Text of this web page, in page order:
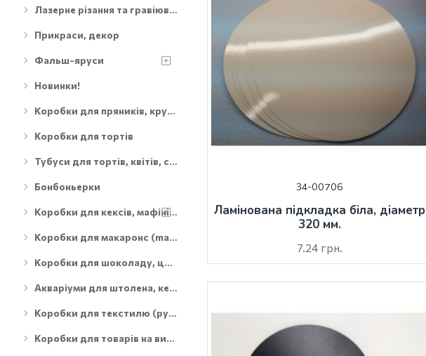
Лазерне різання та гравіювання
Прикраси, декор
Фальш-яруси
Новинки!
Коробки для пряників, круасанів
Коробки для тортів
Тубуси для тортів, квітів, сувенірів
Бонбоньерки
Коробки для кексів, мафінів, капкейків
Коробки для макаронс (macarons), еклерів, безе
Коробки для шоколаду, цукерок
Акваріуми для штолена, кексу, рулету
Коробки для текстилю (рушники, одяг, білизна, пледи тощо)
Коробки для товарів на винос
34-00706
Ламінована підкладка біла, діаметр
320 мм.
7.24 грн.